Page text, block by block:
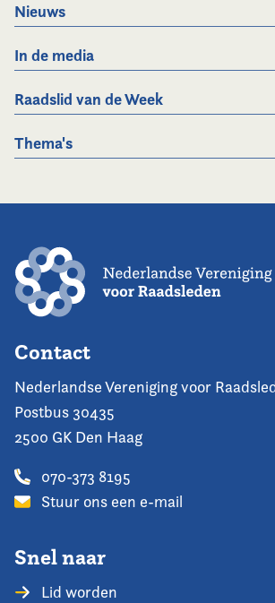
Nieuws
In de media
Raadslid van de Week
Thema's
Contact
Nederlandse Vereniging voor
Postbus 30435
2500 GK Den Haag
070-373 8195
Stuur ons een e-mail
Snel naar
Lid worden